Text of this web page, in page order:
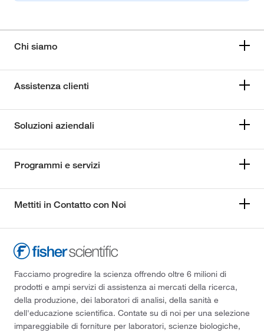
Chi siamo
Assistenza clienti
Soluzioni aziendali
Programmi e servizi
Mettiti in Contatto con Noi
Facciamo progredire la scienza offrendo oltre 6 milioni di
prodotti e ampi servizi di assistenza ai mercati della ricerca,
della produzione, dei laboratori di analisi, della sanità e
dell'educazione scientifica. Contate su di noi per una selezione
impareggiabile di forniture per laboratori, scienze biologiche,